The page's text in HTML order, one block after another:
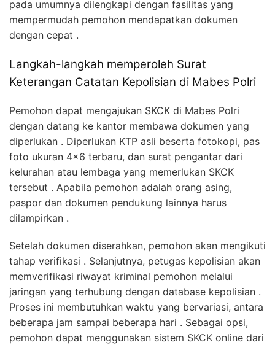
pada umumnya dilengkapi dengan fasilitas yang
mempermudah pemohon mendapatkan dokumen
dengan cepat .
Langkah-langkah memperoleh Surat
Keterangan Catatan Kepolisian di Mabes Polri
Pemohon dapat mengajukan SKCK di Mabes Polri
dengan datang ke kantor membawa dokumen yang
diperlukan . Diperlukan KTP asli beserta fotokopi, pas
foto ukuran 4×6 terbaru, dan surat pengantar dari
kelurahan atau lembaga yang memerlukan SKCK
tersebut . Apabila pemohon adalah orang asing,
paspor dan dokumen pendukung lainnya harus
dilampirkan .
Setelah dokumen diserahkan, pemohon akan mengikuti
tahap verifikasi . Selanjutnya, petugas kepolisian akan
memverifikasi riwayat kriminal pemohon melalui
jaringan yang terhubung dengan database kepolisian .
Proses ini membutuhkan waktu yang bervariasi, antara
beberapa jam sampai beberapa hari . Sebagai opsi,
pemohon dapat menggunakan sistem SKCK online dari